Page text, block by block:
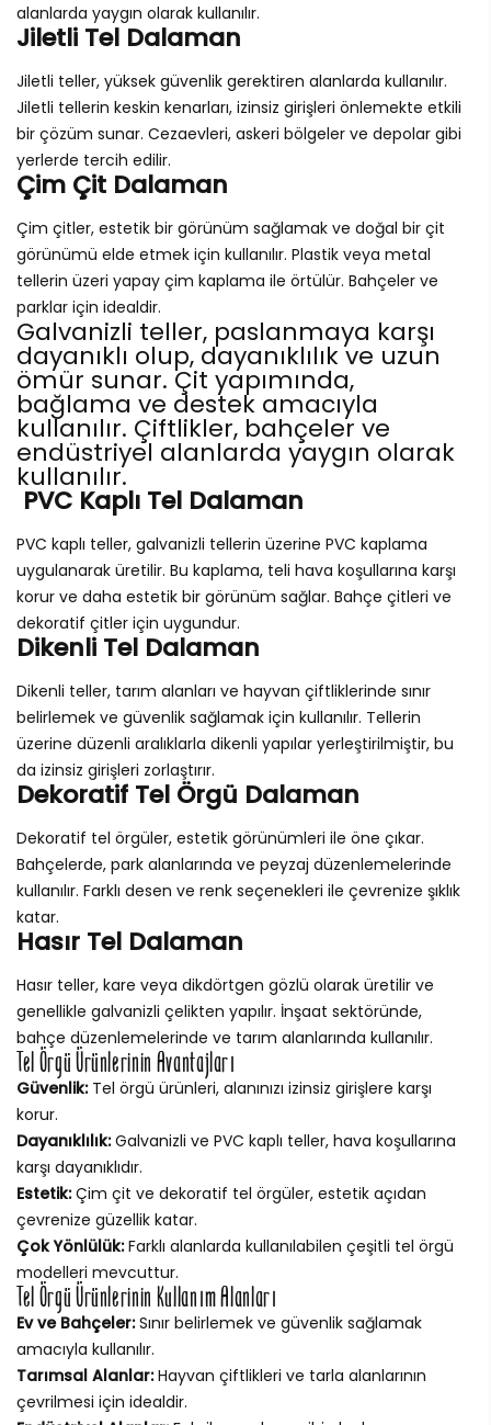
alanlarda yaygın olarak kullanılır.
Jiletli Tel Dalaman
Jiletli teller, yüksek güvenlik gerektiren alanlarda kullanılır.
Jiletli tellerin keskin kenarları, izinsiz girişleri önlemekte etkili
bir çözüm sunar. Cezaevleri, askeri bölgeler ve depolar gibi
yerlerde tercih edilir.
Çim Çit Dalaman
Çim çitler, estetik bir görünüm sağlamak ve doğal bir çit
görünümü elde etmek için kullanılır. Plastik veya metal
tellerin üzeri yapay çim kaplama ile örtülür. Bahçeler ve
parklar için idealdir.
Galvanizli teller, paslanmaya karşı
dayanıklı olup, dayanıklılık ve uzun
ömür sunar. Çit yapımında,
bağlama ve destek amacıyla
kullanılır. Çiftlikler, bahçeler ve
endüstriyel alanlarda yaygın olarak
kullanılır.
PVC Kaplı Tel Dalaman
PVC kaplı teller, galvanizli tellerin üzerine PVC kaplama
uygulanarak üretilir. Bu kaplama, teli hava koşullarına karşı
korur ve daha estetik bir görünüm sağlar. Bahçe çitleri ve
dekoratif çitler için uygundur.
Dikenli Tel Dalaman
Dikenli teller, tarım alanları ve hayvan çiftliklerinde sınır
belirlemek ve güvenlik sağlamak için kullanılır. Tellerin
üzerine düzenli aralıklarla dikenli yapılar yerleştirilmiştir, bu
da izinsiz girişleri zorlaştırır.
Dekoratif Tel Örgü Dalaman
Dekoratif tel örgüler, estetik görünümleri ile öne çıkar.
Bahçelerde, park alanlarında ve peyzaj düzenlemelerinde
kullanılır. Farklı desen ve renk seçenekleri ile çevrenize şıklık
katar.
Hasır Tel Dalaman
Hasır teller, kare veya dikdörtgen gözlü olarak üretilir ve
genellikle galvanizli çelikten yapılır. İnşaat sektöründe,
bahçe düzenlemelerinde ve tarım alanlarında kullanılır.
Tel Örgü Ürünlerinin Avantajları
Güvenlik:Tel örgü ürünleri, alanınızı izinsiz girişlere karşı
korur.
Dayanıklılık:Galvanizli ve PVC kaplı teller, hava koşullarına
karşı dayanıklıdır.
Estetik:Çim çit ve dekoratif tel örgüler, estetik açıdan
çevrenize güzellik katar.
Çok Yönlülük:Farklı alanlarda kullanılabilen çeşitli tel örgü
modelleri mevcuttur.
Tel Örgü Ürünlerinin Kullanım Alanları
Ev ve Bahçeler:Sınır belirlemek ve güvenlik sağlamak
amacıyla kullanılır.
Tarımsal Alanlar:Hayvan çiftlikleri ve tarla alanlarının
çevrilmesi için idealdir.